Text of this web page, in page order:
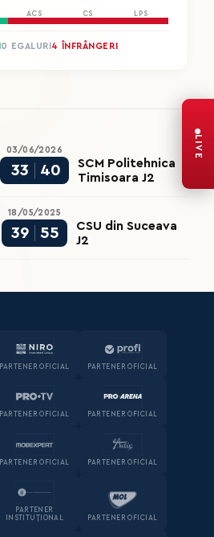
ACS CS LPS
0 EGALURI 4 ÎNFRÂNGERI
03/06/2026
33 40
SCM Politehnica
Timisoara J2
18/05/2025
39 55
CSU din Suceava
J2
PARTENER OFICIAL PARTENER OFICIAL
PARTENER OFICIAL PARTENER OFICIAL
PARTENER OFICIAL PARTENER OFICIAL
PARTENER
INSTITUȚIONAL
PARTENER OFICIAL
LIVE